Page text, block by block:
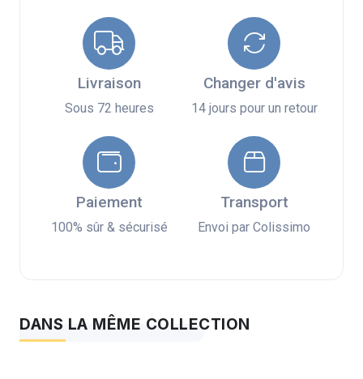
Livraison
Sous 72 heures
Changer d'avis
14 jours pour un retour
Paiement
100% sûr & sécurisé
Transport
Envoi par Colissimo
DANS LA MÊME COLLECTION